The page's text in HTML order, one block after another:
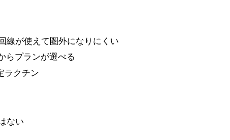
線が使えて圏外になりにくい
らプランが選べる
ラクチン
ない